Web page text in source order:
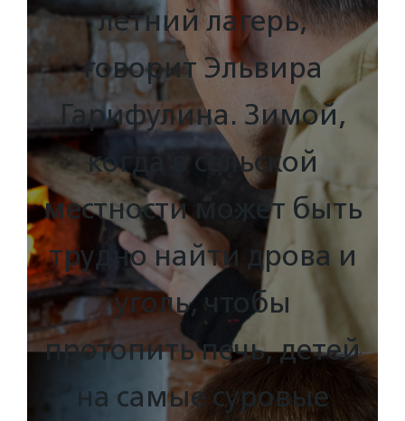
летний лагерь,
говорит Эльвира
Гарифулина. Зимой,
когда в сельской
местности может быть
трудно найти дрова и
уголь, чтобы
протопить печь, детей
на самые суровые